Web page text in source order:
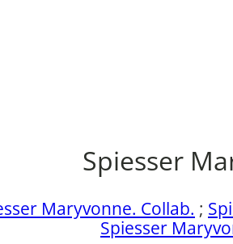
Spiesser
Maryvonne. Collab. ;
Spiesser